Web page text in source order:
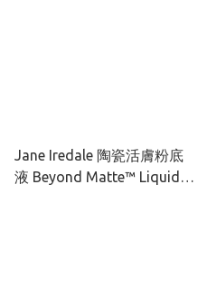
Jane Iredale 陶瓷活膚粉底
液 Beyond Matte™ Liquid